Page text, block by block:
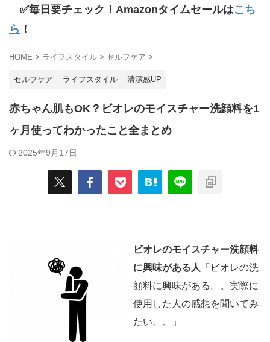
✅毎日要チェック！Amazonタイムセールはこち
ら ！
HOME > ライフスタイル > セルフケア >
セルフケア ライフスタイル 清潔感UP
赤ちゃん肌もOK？ビオレのモイスチャー洗顔料を1
ヶ月使ってわかったこと全まとめ
2025年9月17日
ビオレのモイスチャー洗顔料
に興味がある人
「ビオレの洗
顔料に興味がある。。実際に
使用した人の感想を聞いてみ
たい。。」